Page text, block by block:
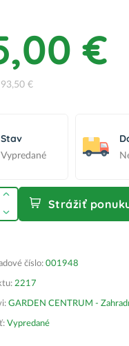
€
€
Stav
Vypredané
Strážiť
číslo: 001948
2217
GARDEN CENTRUM -
Vypredané